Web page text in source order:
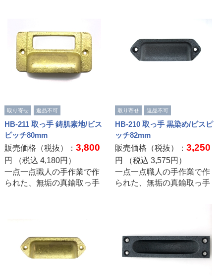
取り寄せ 返品不可
HB-211 取っ手 鋳肌素地/ビス
ピッチ80mm
販売価格（税抜）： 3,800
円 （税込 4,180円）
一点一点職人の手作業で作
られた、無垢の真鍮取っ手
取り寄せ 返品不可
HB-210 取っ手 黒染め/ビスピ
ッチ82mm
販売価格（税抜）：3,250
円 （税込3,575円）
一点一点職人の手作業で作
られた、無垢の真鍮取っ手